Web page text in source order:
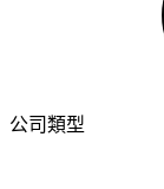
公司類型